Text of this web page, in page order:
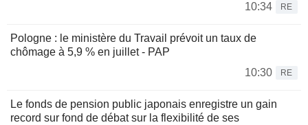
10:34
RE
Pologne : le ministère du Travail prévoit un taux de
chômage à 5,9 % en juillet - PAP
10:30
RE
Le fonds de pension public japonais enregistre un gain
record sur fond de débat sur la flexibilité de ses